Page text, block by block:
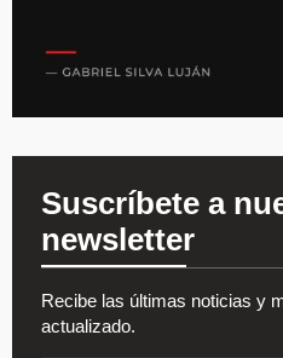
Suscríbete a
newsletter
Recibe las últimas noticias y
actualizado.